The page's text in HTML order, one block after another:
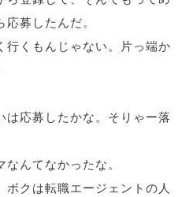
募したんだ。
行くもんじゃない。片っ端か
は応募したかな。そりゃー落
んてなかったな。
クは転職エージェントの人